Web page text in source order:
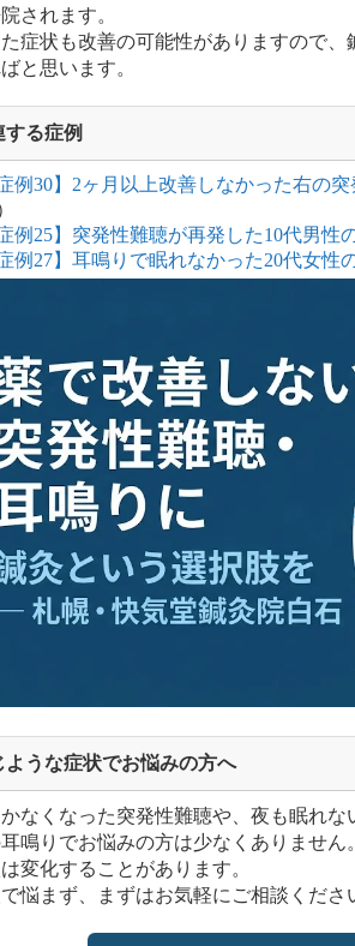
されます。
症状も改善の可能性がありますので
と思います。
する症例
症例30】2ヶ月以上改善しなかった右の
症例25】突発性難聴が再発した10代男性
症例27】耳鳴りで眠れなかった20代女性
ような症状でお悩みの方へ
なくなった突発性難聴や、夜も眠れ
鳴りでお悩みの方は少なくありませ
変化することがあります。
悩まず、まずはお気軽にご相談くださ